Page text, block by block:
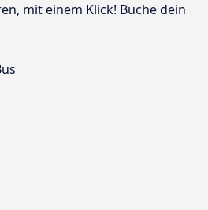
mit einem Klick! Buche dein